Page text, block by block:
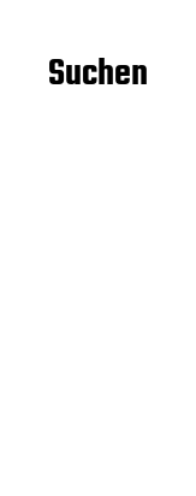
Suchen